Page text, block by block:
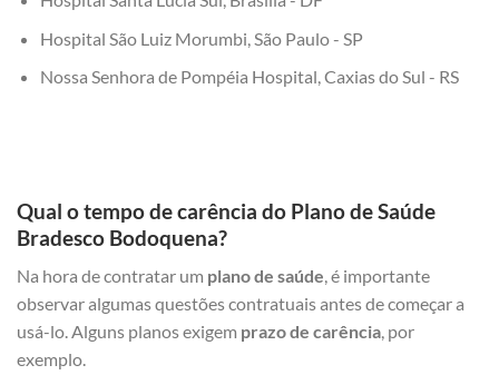
Hospital São Luiz Morumbi, São Paulo - SP
Nossa Senhora de Pompéia Hospital, Caxias do Sul - RS
Qual o tempo de carência do Plano de Saúde
Bradesco Bodoquena?
Na hora de contratar um plano de saúde, é importante
observar algumas questões contratuais antes de começar a
usá-lo. Alguns planos exigem prazo de carência, por
exemplo.